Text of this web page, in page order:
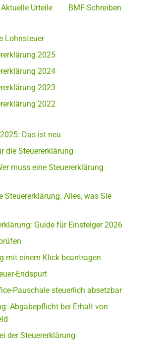
Aktuelle Urteile BMF-Schreiben
Lohnsteuer
2025
2024
2023
2022
Das ist neu
die Steuererklärung
muss eine Steuererklärung
Steuererklärung: Alles, was Sie
Guide für Einsteiger 2026
mit einem Klick beantragen
Endspurt
Pauschale steuerlich absetzbar
Abgabepflicht bei Erhalt von
der Steuererklärung